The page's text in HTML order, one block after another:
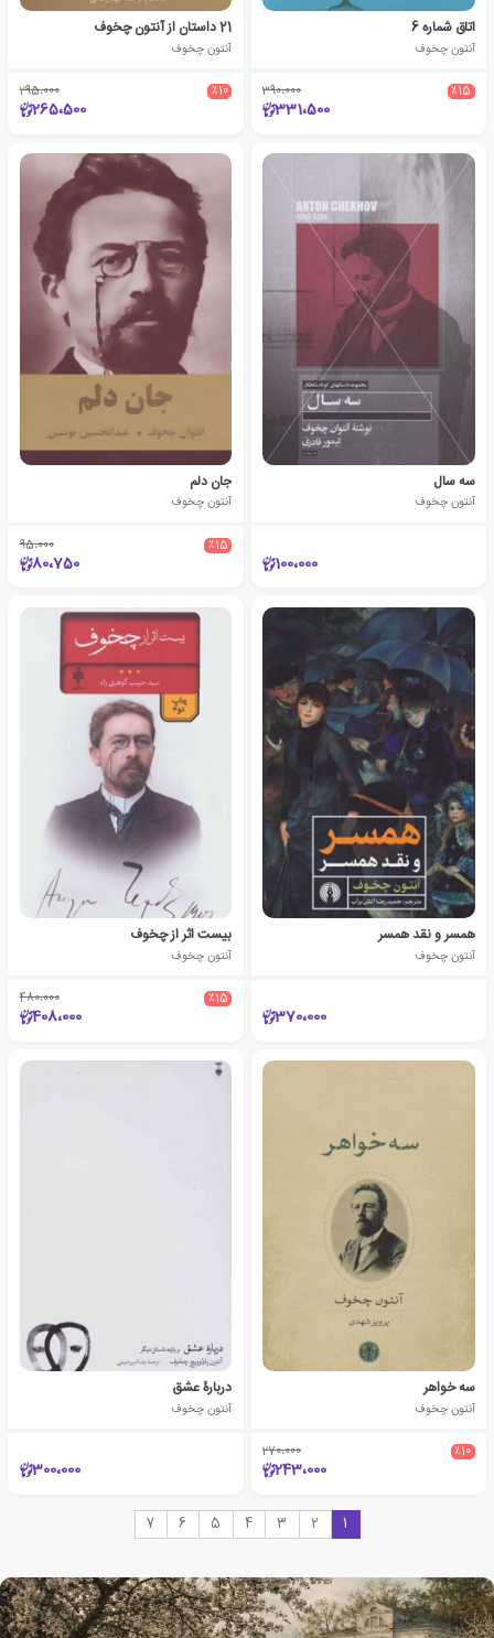
اتاق شماره 6
آنتون چخوف
٪15 390،000
331،500
21 داستان از آنتون چخوف
آنتون چخوف
٪10 295،000
265،500
سه سال
آنتون چخوف
100،000
جان دلم
آنتون چخوف
٪15 95،000
80،750
همسر و نقد همسر
آنتون چخوف
370،000
بیست اثر از چخوف
آنتون چخوف
٪15 480،000
408،000
سه خواهر
آنتون چخوف
٪10 270،000
243،000
دربارۀ عشق
آنتون چخوف
300،000
1
2
3
4
5
6
7